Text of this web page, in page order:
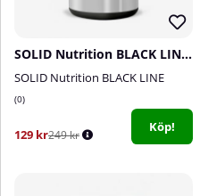
SOLID Nutrition BLACK LINE Water Cut, 100 caps
SOLID Nutrition BLACK LINE
0
129 kr249 kr
Köp!